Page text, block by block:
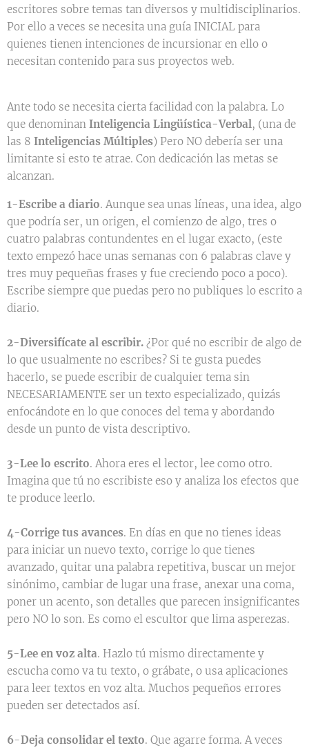
escritores sobre temas tan diversos y multidisciplinarios.
Por ello a veces se necesita una guía INICIAL para
quienes tienen intenciones de incursionar en ello o
necesitan contenido para sus proyectos web.
Ante todo se necesita cierta facilidad con la palabra. Lo
que denominan Inteligencia Lingüística-Verbal, (una de
las 8 Inteligencias Múltiples) Pero NO debería ser una
limitante si esto te atrae. Con dedicación las metas se
alcanzan.
1-Escribe a diario. Aunque sea unas líneas, una idea, algo
que podría ser, un origen, el comienzo de algo, tres o
cuatro palabras contundentes en el lugar exacto, (este
texto empezó hace unas semanas con 6 palabras clave y
tres muy pequeñas frases y fue creciendo poco a poco).
Escribe siempre que puedas pero no publiques lo escrito a
diario.
2-Diversifícate al escribir. ¿Por qué no escribir de algo de
lo que usualmente no escribes? Si te gusta puedes
hacerlo, se puede escribir de cualquier tema sin
NECESARIAMENTE ser un texto especializado, quizás
enfocándote en lo que conoces del tema y abordando
desde un punto de vista descriptivo.
3-Lee lo escrito. Ahora eres el lector, lee como otro.
Imagina que tú no escribiste eso y analiza los efectos que
te produce leerlo.
4-Corrige tus avances. En días en que no tienes ideas
para iniciar un nuevo texto, corrige lo que tienes
avanzado, quitar una palabra repetitiva, buscar un mejor
sinónimo, cambiar de lugar una frase, anexar una coma,
poner un acento, son detalles que parecen insignificantes
pero NO lo son. Es como el escultor que lima asperezas.
5-Lee en voz alta. Hazlo tú mismo directamente y
escucha como va tu texto, o grábate, o usa aplicaciones
para leer textos en voz alta. Muchos pequeños errores
pueden ser detectados así.
6-Deja consolidar el texto. Que agarre forma. A veces